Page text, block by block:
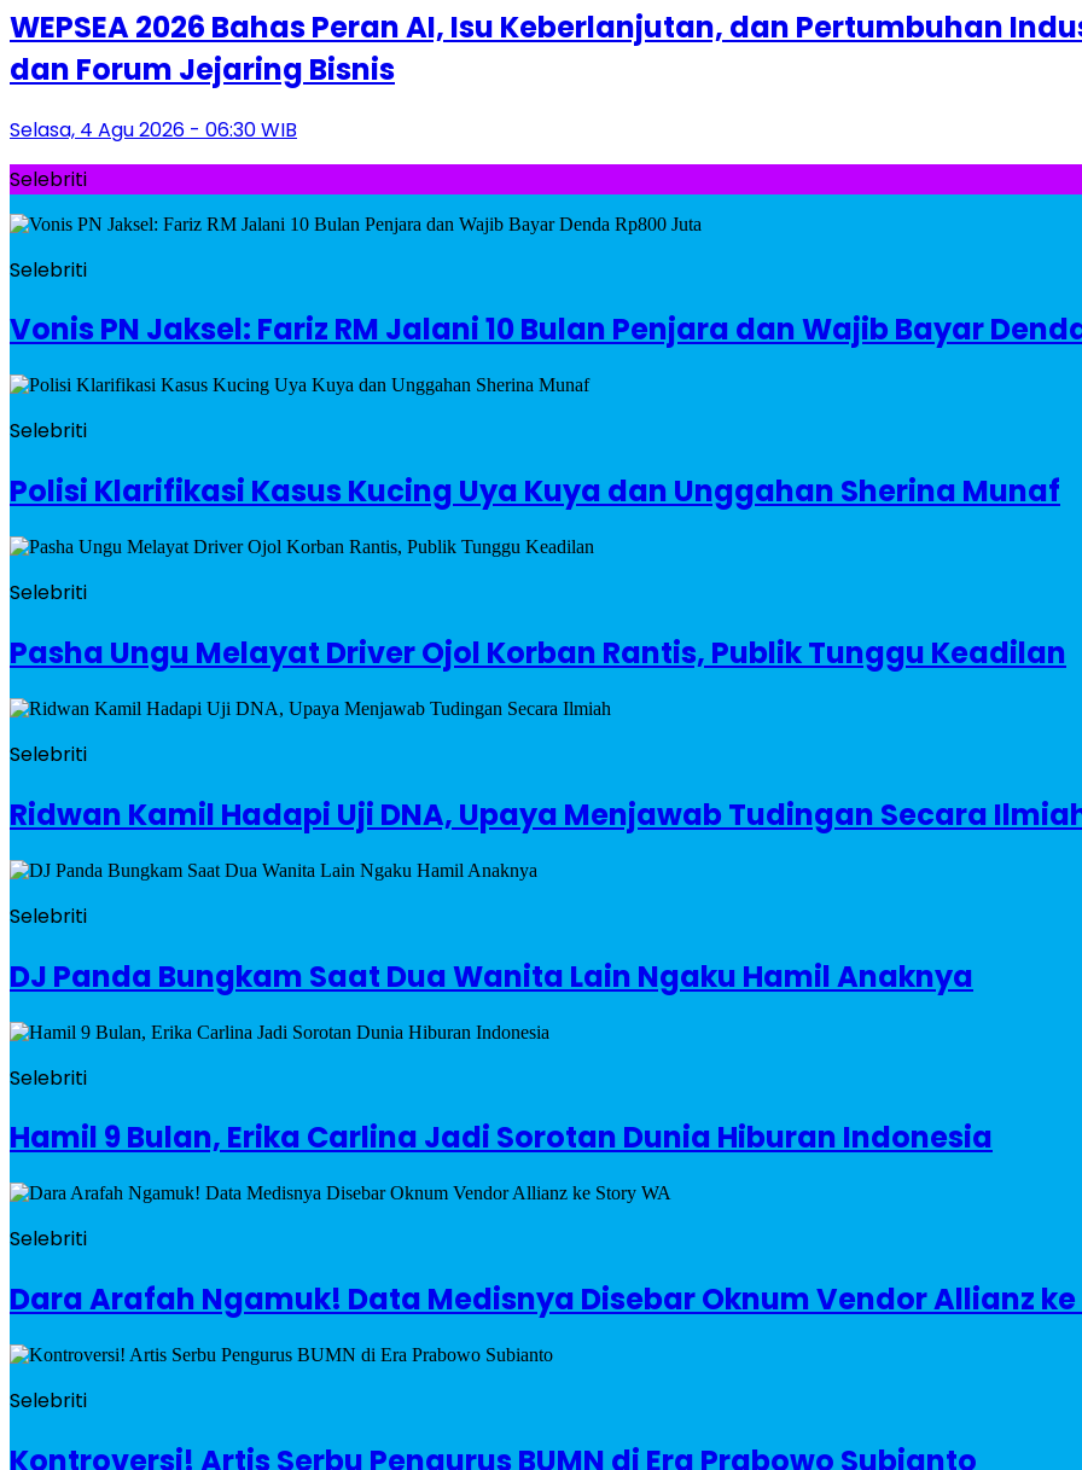
WEPSEA 2026 Bahas Peran AI, Isu Keberlanjutan, dan Pertumbuhan
dan Forum Jejaring Bisnis
Selasa, 4 Agu 2026 - 06:30 WIB
Selebriti
Selebriti
Vonis PN Jaksel: Fariz RM Jalani 10 Bulan Penjara dan Wajib Bayar
Selebriti
Polisi Klarifikasi Kasus Kucing Uya Kuya dan Unggahan Sherina Munaf
Selebriti
Pasha Ungu Melayat Driver Ojol Korban Rantis, Publik Tunggu Keadilan
Selebriti
Ridwan Kamil Hadapi Uji DNA, Upaya Menjawab Tudingan Secara
Selebriti
DJ Panda Bungkam Saat Dua Wanita Lain Ngaku Hamil Anaknya
Selebriti
Hamil 9 Bulan, Erika Carlina Jadi Sorotan Dunia Hiburan Indonesia
Selebriti
Dara Arafah Ngamuk! Data Medisnya Disebar Oknum Vendor Allianz ke
Selebriti
Kontroversi! Artis Serbu Pengurus BUMN di Era Prabowo Subianto